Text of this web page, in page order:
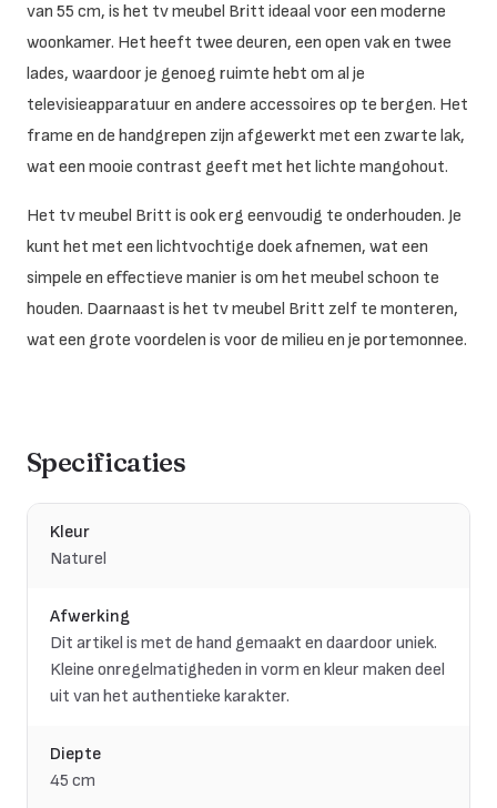
van 55 cm, is het tv meubel Britt ideaal voor een moderne
woonkamer. Het heeft twee deuren, een open vak en twee
lades, waardoor je genoeg ruimte hebt om al je
televisieapparatuur en andere accessoires op te bergen. Het
frame en de handgrepen zijn afgewerkt met een zwarte lak,
wat een mooie contrast geeft met het lichte mangohout.
Het tv meubel Britt is ook erg eenvoudig te onderhouden. Je
kunt het met een lichtvochtige doek afnemen, wat een
simpele en effectieve manier is om het meubel schoon te
houden. Daarnaast is het tv meubel Britt zelf te monteren,
wat een grote voordelen is voor de milieu en je portemonnee.
Specificaties
Kleur
Naturel
Afwerking
Dit artikel is met de hand gemaakt en daardoor uniek.
Kleine onregelmatigheden in vorm en kleur maken deel
uit van het authentieke karakter.
Diepte
45 cm